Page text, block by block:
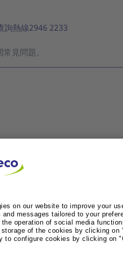
詢熱線2946 2233
見問題。